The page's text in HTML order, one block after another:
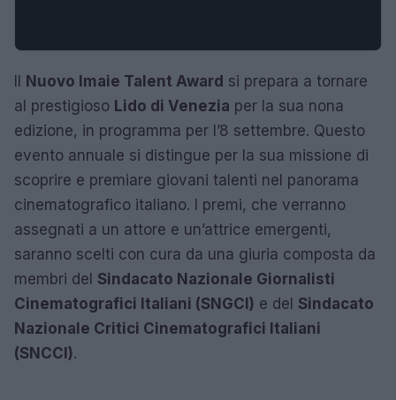
Il Nuovo Imaie Talent Award si prepara a tornare
al prestigioso Lido di Venezia per la sua nona
edizione, in programma per l’8 settembre. Questo
evento annuale si distingue per la sua missione di
scoprire e premiare giovani talenti nel panorama
cinematografico italiano. I premi, che verranno
assegnati a un attore e un’attrice emergenti,
saranno scelti con cura da una giuria composta da
membri del Sindacato Nazionale Giornalisti
Cinematografici Italiani (SNGCI) e del Sindacato
Nazionale Critici Cinematografici Italiani
(SNCCI).